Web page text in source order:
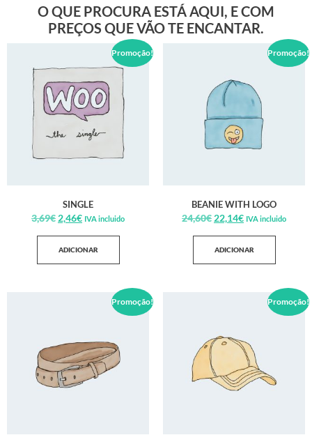
O QUE PROCURA ESTÁ AQUI, E COM
PREÇOS QUE VÃO TE ENCANTAR.
Promoção!
SINGLE
3,69€ 2,46€ IVA incluido
ADICIONAR
Promoção!
BEANIE WITH LOGO
24,60€ 22,14€ IVA incluido
ADICIONAR
Promoção! Promoção!